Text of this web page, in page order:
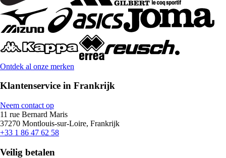
Ontdek al onze merken
Klantenservice in Frankrijk
Neem contact op
11 rue Bernard Maris
37270 Montlouis-sur-Loire, Frankrijk
+33 1 86 47 62 58
Veilig betalen